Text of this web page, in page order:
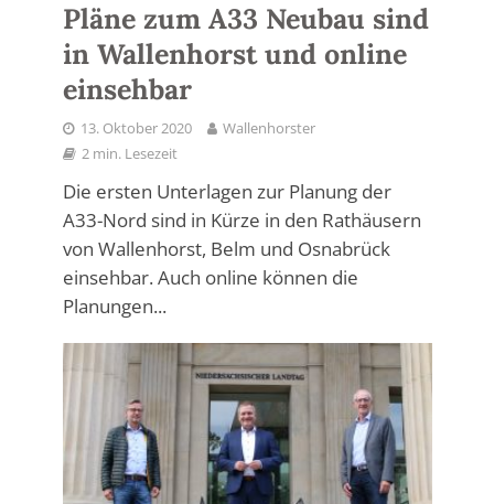
Pläne zum A33 Neubau sind
in Wallenhorst und online
einsehbar
13. Oktober 2020
Wallenhorster
2 min. Lesezeit
Die ersten Unterlagen zur Planung der
A33-Nord sind in Kürze in den Rathäusern
von Wallenhorst, Belm und Osnabrück
einsehbar. Auch online können die
Planungen...